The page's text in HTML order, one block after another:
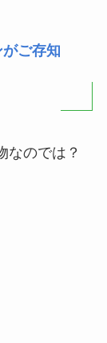
ご存知
なのでは？